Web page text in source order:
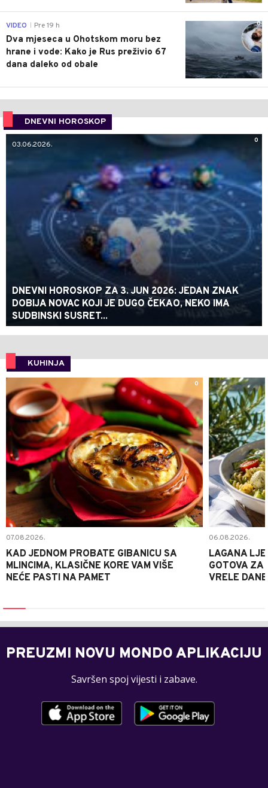
0
VIDEO Pre 19 h
Dva mjeseca u Ohotskom moru bez
hrane i vode: Kako je Rus preživio 67
dana daleko od obale
DNEVNI HOROSKOP
0
03.06.2026.
DNEVNI HOROSKOP ZA 3. JUN 2026: JEDAN ZNAK
DOBIJA NOVAC KOJI JE DUGO ČEKAO, NEKO IMA
SUDBINSKI SUSRET...
KUHINJA
0
07.08.2026.
KAD JEDNOM PROBATE GIBANICU SA
MLINCIMA, KLASIČNE KORE VAM VIŠE
NEĆE PASTI NA PAMET
06.08.2026.
LAGANA
GOTOVA ZA
VRELE DANE
PREUZMI NOVU MONDO APLIKACIJU
Savršen spoj vijesti i zabave.